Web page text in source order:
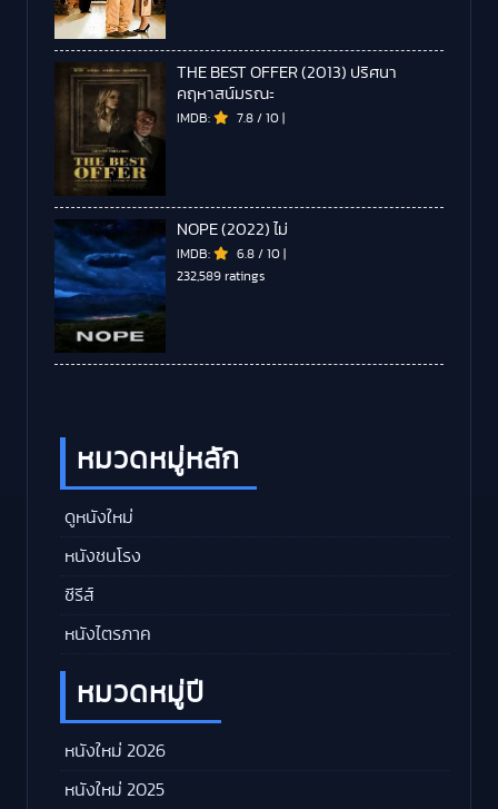
THE BEST OFFER (2013) ปริศนา
คฤหาสน์มรณะ
IMDB: 7.8 / 10 |
NOPE (2022) ไม่
IMDB: 6.8 / 10 |
232,589 ratings
หมวดหมู่หลัก
ดูหนังใหม่
หนังชนโรง
ซีรีส์
หนังไตรภาค
หมวดหมู่ปี
หนังใหม่ 2026
หนังใหม่ 2025